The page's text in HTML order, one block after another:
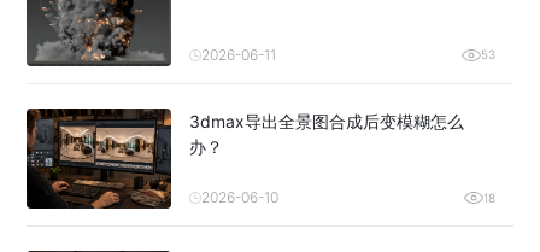
2026-06-11 53
3dmax导出全景图合成后变模糊怎么
办？
2026-06-10 18